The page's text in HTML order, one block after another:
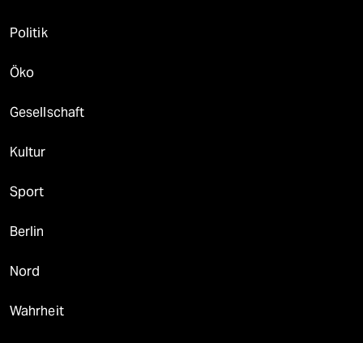
Politik
Öko
Gesellschaft
Kultur
Sport
Berlin
Nord
Wahrheit